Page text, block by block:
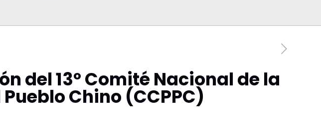
del 13º Comité Nacional de la
Chino (CCPPC)